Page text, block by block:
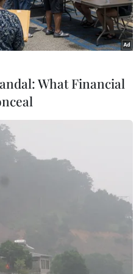
phố Hồ Chí Minh thông
từ giữa tháng 4 đến
COVID-19 trên địa
khoảng 32 ca/tuần.
What Financial